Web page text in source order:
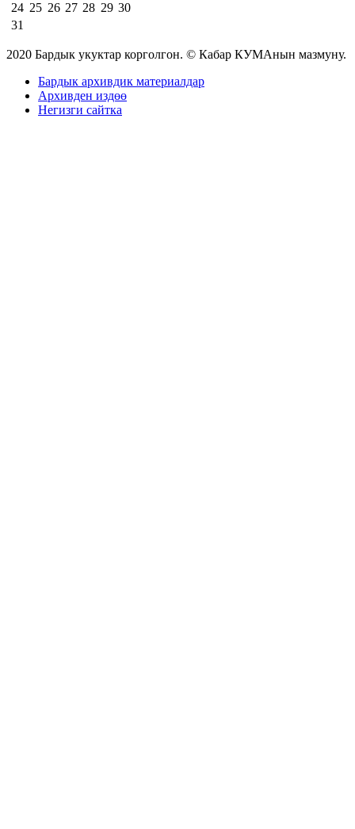
24 25 26 27 28 29 30
31
2020 Бардык укуктар корголгон. © Кабар КУМАнын мазмуну.
Бардык архивдик материалдар
Архивден издөө
Негизги сайтка